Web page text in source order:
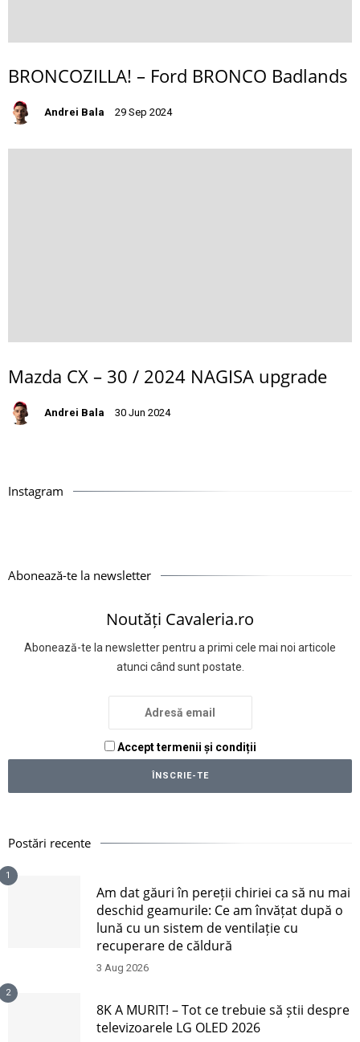
BRONCOZILLA! – Ford BRONCO Badlands
Andrei Bala 29 Sep 2024
Mazda CX – 30 / 2024 NAGISA upgrade
Andrei Bala 30 Jun 2024
Instagram
Abonează-te la newsletter
Noutăți Cavaleria.ro
Abonează-te la newsletter pentru a primi cele mai noi articole
atunci când sunt postate.
Accept termenii și condiții
Postări recente
1
Am dat găuri în pereții chiriei ca să nu mai
deschid geamurile: Ce am învățat după o
lună cu un sistem de ventilație cu
recuperare de căldură
3 Aug 2026
2
8K A MURIT! – Tot ce trebuie să știi despre
televizoarele LG OLED 2026